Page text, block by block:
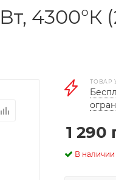
4300°К
ТОВАР
1 290
В наличии